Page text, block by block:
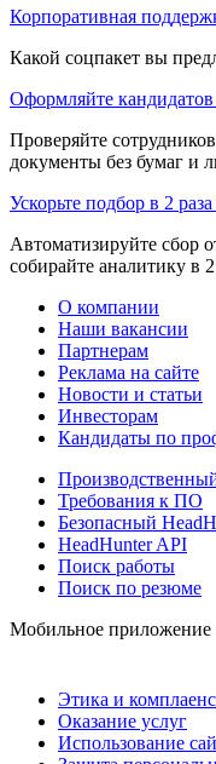
Корпоративная
Какой соцпакет вы
Оформляйте
Проверяйте
документы без бумаг и
Ускорьте подбор в 2
Автоматизируйте сбор
собирайте аналитику в
О компании
Наши вакансии
Партнерам
Реклама на сайте
Новости и статьи
Инвесторам
Кандидаты по
Требования к ПО
Безопасный
HeadHunter API
Поиск работы
Поиск по резюме
Мобильное приложение
Этика и комплаенс
Оказание услуг
Использование